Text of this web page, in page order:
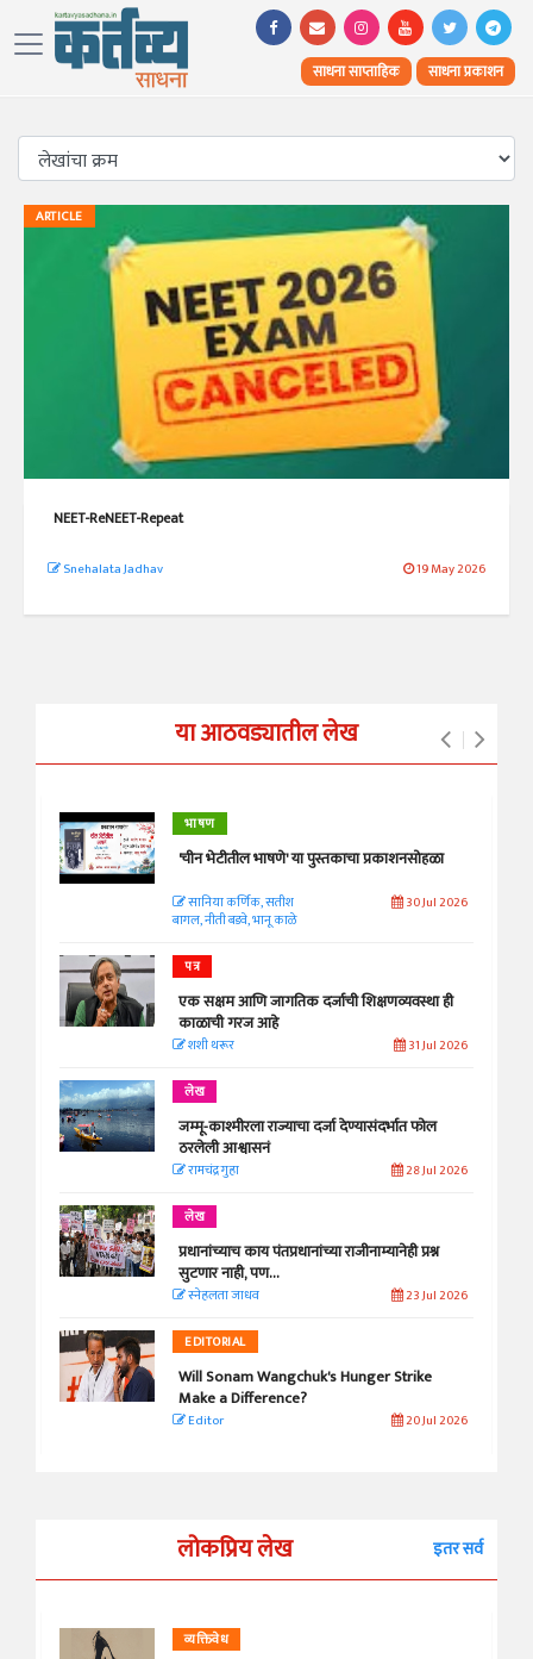
साधना साप्ताहिक साधना प्रकाशन
ARTICLE
NEET-ReNEET-Repeat
Snehalata Jadhav 19 May 2026
या आठवड्यातील लेख
भाषण
'चीन भेटीतील भाषणे' या पुस्तकाचा प्रकाशनसोहळा
सानिया कर्णिक, सतीश
बागल, नीती बडवे, भानू काळे
30 Jul 2026
पत्र
एक सक्षम आणि जागतिक दर्जाची शिक्षणव्यवस्था ही
काळाची गरज आहे
शशी थरूर 31 Jul 2026
लेख
जम्मू-काश्मीरला राज्याचा दर्जा देण्यासंदर्भात फोल
ठरलेली आश्वासनं
रामचंद्र गुहा 28 Jul 2026
लेख
प्रधानांच्याच काय पंतप्रधानांच्या राजीनाम्यानेही प्रश्न
सुटणार नाही, पण...
स्नेहलता जाधव 23 Jul 2026
EDITORIAL
Will Sonam Wangchuk's Hunger Strike
Make a Difference?
Editor 20 Jul 2026
लोकप्रिय लेख इतर सर्व
व्यक्तिवेध